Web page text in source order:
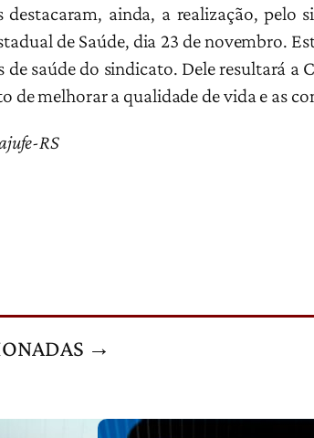
destacaram, ainda, a realização, pelo
de Saúde, dia 23 de novembro.
de saúde do sindicato. Dele resultará a
de melhorar a qualidade de vida e as
RS
→